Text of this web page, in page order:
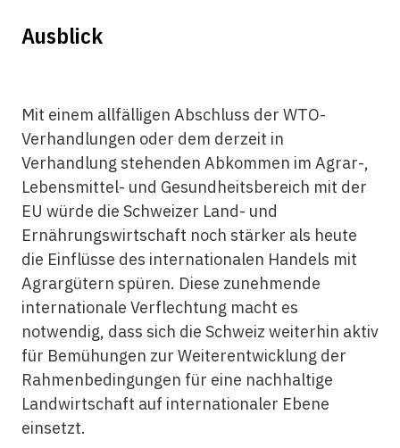
Ausblick
Mit einem allfälligen Abschluss der WTO-
Verhandlungen oder dem derzeit in
Verhandlung stehenden Abkommen im Agrar-,
Lebensmittel- und Gesundheitsbereich mit der
EU würde die Schweizer Land- und
Ernährungswirtschaft noch stärker als heute
die Einflüsse des internationalen Handels mit
Agrargütern spüren. Diese zunehmende
internationale Verflechtung macht es
notwendig, dass sich die Schweiz weiterhin aktiv
für Bemühungen zur Weiterentwicklung der
Rahmenbedingungen für eine nachhaltige
Landwirtschaft auf internationaler Ebene
einsetzt.